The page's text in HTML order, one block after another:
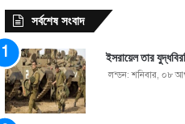
সর্বশেষ সংবাদ
ইসরায়েল তার
লন্ডন: শনিবার, ০৮